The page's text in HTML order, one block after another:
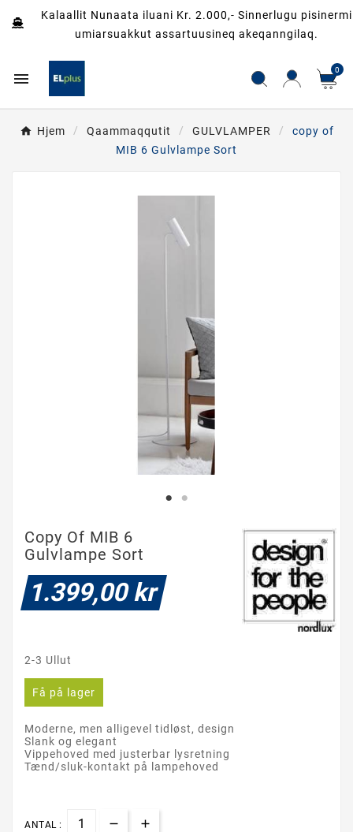
Kalaallit Nunaata iluani Kr. 2.000,- Sinnerlugu pisinermi
umiarsuakkut assartuusineq akeqanngilaq.
 0
Hjem Qaammaqqutit GULVLAMPER
copy of
MIB 6 Gulvlampe Sort
Copy Of MIB 6
Gulvlampe Sort
1.399,00 kr
2-3 Ullut
Få på lager
Moderne, men alligevel tidløst, design
Slank og elegant
Vippehoved med justerbar lysretning
Tænd/sluk-kontakt på lampehoved
ANTAL :